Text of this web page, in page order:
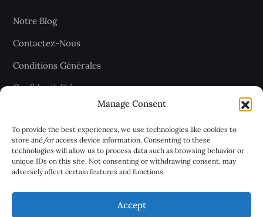
Manage Consent
To provide the best experiences, we use technologies like cookies to
store and/or access device information. Consenting to these
technologies will allow us to process data such as browsing behavior or
unique IDs on this site. Not consenting or withdrawing consent, may
adversely affect certain features and functions.
Accept
Notre Blog
Contactez-Nous
Conditions Générales
Confidentialité
Recevez les dernières articles
chaque jour